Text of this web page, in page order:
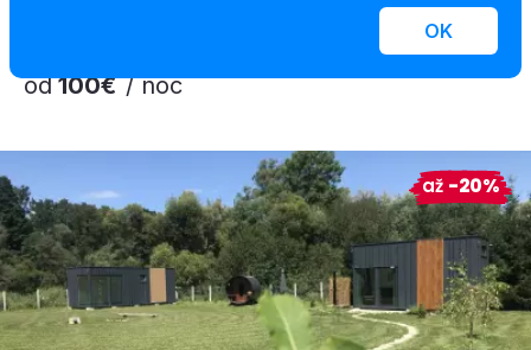
od100€ / noc
až -20%
OK